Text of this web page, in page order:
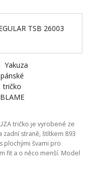
tričko je vyrobené ze
zadní straně, štítkem 893
plochými švami pro
fit a o něco menší. Model